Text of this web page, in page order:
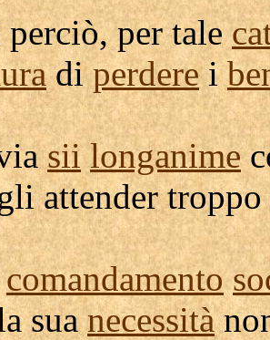
per tale
diperderei
sii longanime
attendertroppo
comandamento
suanecessità